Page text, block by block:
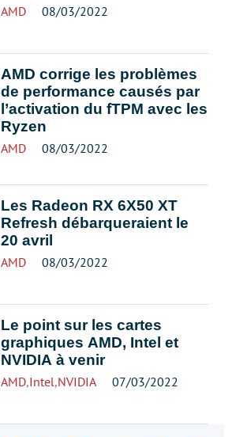
AMD 08/03/2022
AMD corrige les problèmes
de performance causés par
l’activation du fTPM avec les
Ryzen
AMD 08/03/2022
Les Radeon RX 6X50 XT
Refresh débarqueraient le
20 avril
AMD 08/03/2022
Le point sur les cartes
graphiques AMD, Intel et
NVIDIA à venir
AMD,Intel,NVIDIA 07/03/2022